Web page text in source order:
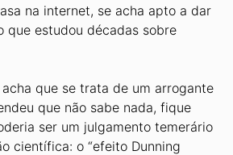
na internet, se acha apto a dar
que estudou décadas sobre
que se trata de um arrogante
que não sabe nada, fique
ser um julgamento temerário
científica: o “efeito Dunning